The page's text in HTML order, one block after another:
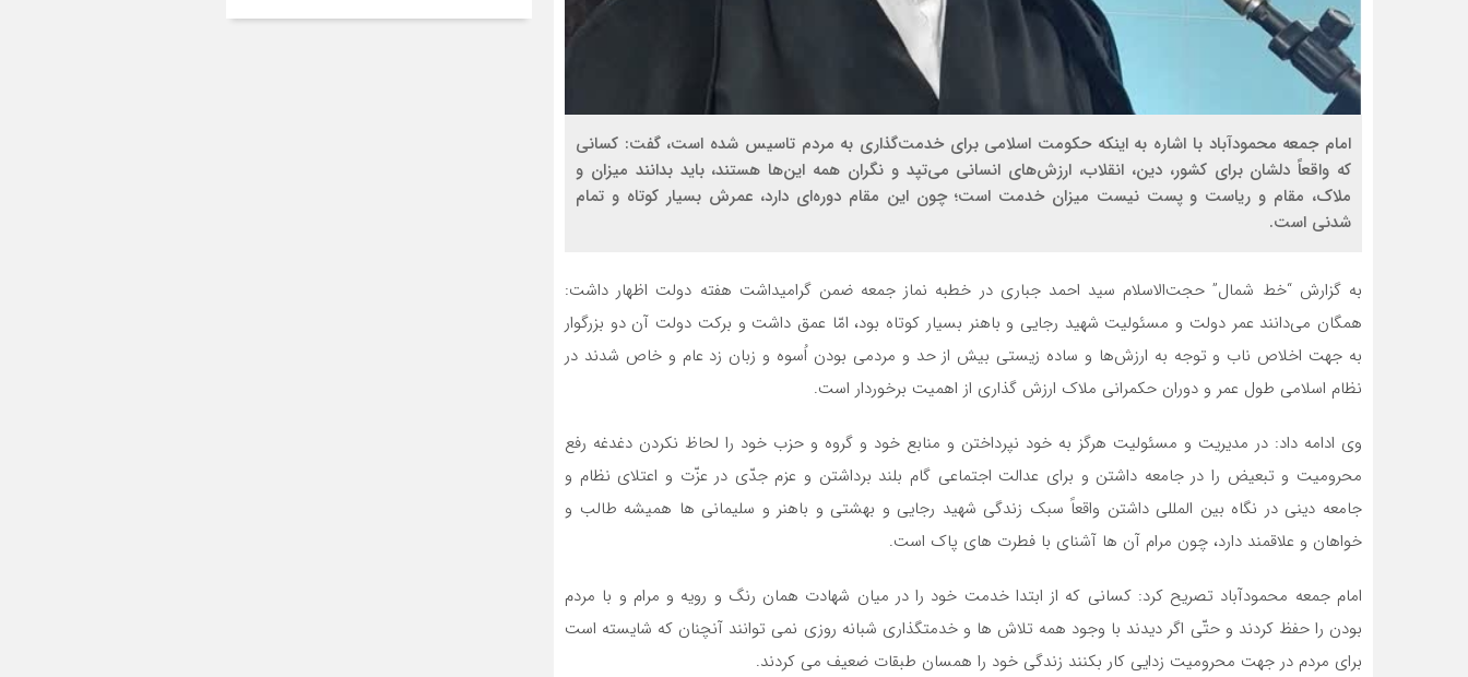
امام جمعه محمودآباد با اشاره به اینکه حکومت اسلامی برای خدمت‌گذاری به مردم تاسیس شده است، گفت: کسانی
که واقعاً دلشان برای کشور، دین، انقلاب، ارزش‌های انسانی می‌تپد و نگران همه این‌ها هستند، باید بدانند میزان و
ملاک، مقام و ریاست و پست نیست میزان خدمت است؛ چون این مقام دوره‌ای دارد، عمرش بسیار کوتاه و تمام
شدنی است.
به گزارش “خط شمال” حجت‌الاسلام سید احمد جباری در خطبه نماز جمعه ضمن گرامیداشت هفته دولت اظهار داشت:
همگان می‌دانند عمر دولت و مسئولیت شهید رجایی و باهنر بسیار کوتاه بود، امّا عمق داشت و برکت دولت آن دو بزرگوار
به جهت اخلاص ناب و توجه به ارزش‌ها و ساده زیستی بیش از حد و مردمی بودن اُسوه و زبان زد عام و خاص شدند در
نظام اسلامی طول عمر و دوران حکمرانی ملاک ارزش گذاری از اهمیت برخوردار است.
وی ادامه داد: در مدیریت و مسئولیت هرگز به خود نپرداختن و منابع خود و گروه و حزب خود را لحاظ نکردن دغدغه رفع
محرومیت و تبعیض را در جامعه داشتن و برای عدالت اجتماعی گام بلند برداشتن و عزم جدّی در عزّت و اعتلای نظام و
جامعه دینی در نگاه بین المللی داشتن واقعاً سبک زندگی شهید رجایی و بهشتی و باهنر و سلیمانی ها همیشه طالب و
خواهان و علاقمند دارد، چون مرام آن ها آشنای با فطرت های پاک است.
امام جمعه محمودآباد تصریح کرد: کسانی که از ابتدا خدمت خود را در میان شهادت همان رنگ و رویه و مرام و با مردم
بودن را حفظ کردند و حتّی اگر دیدند با وجود همه تلاش ها و خدمتگذاری شبانه روزی نمی توانند آنچنان که شایسته است
برای مردم در جهت محرومیت زدایی کار بکنند زندگی خود را همسان طبقات ضعیف می کردند.